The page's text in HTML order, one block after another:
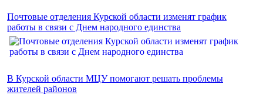
Почтовые отделения Курской области изменят график
работы в связи с Днем народного единства
В Курской области МЦУ помогают решать проблемы
жителей районов